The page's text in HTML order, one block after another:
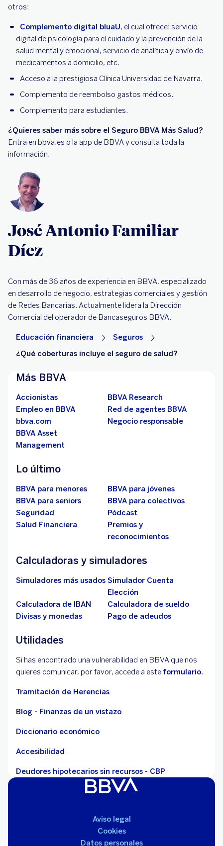
otros:
Complemento digital bluaU, el cual ofrece: servicio
digital de psicología para el cuidado y la prevención de la
salud mental y emocional, servicio de analítica y envío de
medicamentos a domicilio, etc.
Acceso a la prestigiosa Clínica Universidad de Navarra.
Complemento de reembolso gastos médicos.
Complemento para estudiantes.
¿Quieres saber más sobre el Seguro BBVA Más Salud?
Entra en bbva.es o la app de BBVA y consulta toda la
información.
José Antonio Familiar
Díez
Con más de 36 años de experiencia en BBVA, especializado
en desarrollo de negocio, estrategias comerciales y gestión
de Redes Bancarias. Actualmente lidera la Dirección
Comercial del operador de Bancaseguros BBVA.
Educación financiera
Seguros
¿Qué coberturas incluye el seguro de salud?
Más BBVA
Accionistas
BBVA Research
Empleo en BBVA
Red de agentes BBVA
bbva.com
Negocio responsable
BBVA Asset
Management
Lo último
BBVA para menores
BBVA para jóvenes
BBVA para seniors
BBVA para colectivos
Seguridad
Pódcast
Salud Financiera
Premios y
reconocimientos
Calculadoras y simuladores
Simuladores más usados Simulador Cuenta
Elección
Calculadora de IBAN
Calculadora de sueldo
Divisas y monedas
Pago de adeudos
Utilidades
Si has encontrado una vulnerabilidad en BBVA que nos
quieres comunicar, por favor, accede a este formulario.
Tramitación de Herencias
Blog - Finanzas de un vistazo
Diccionario económico
Accesibilidad
Deudores hipotecarios sin recursos - CBP
Aviso legal
Cookies
Datos personales